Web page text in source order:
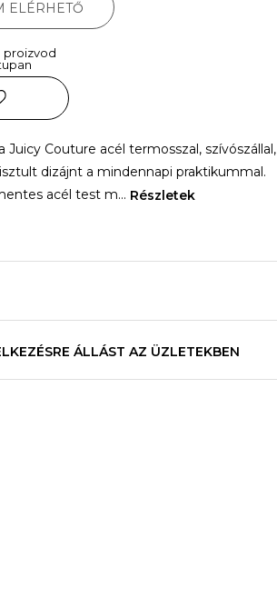
ELÉRHETŐ
proizvod
Juicy Couture acél termosszal, szívószállal,
dizájnt a mindennapi praktikummal.
acél test m... Részletek
ÁLLÁST AZ ÜZLETEKBEN